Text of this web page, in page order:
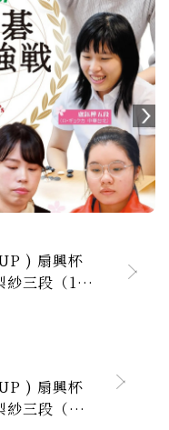
) 扇興杯
紗三段（18
) 扇興杯
三段（18